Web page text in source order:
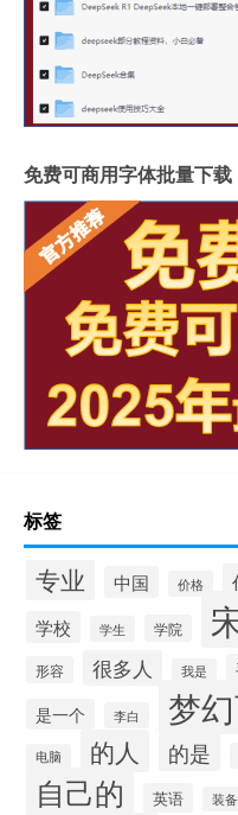
免费可商用字体批量下载
标签
专业 中国 价格
学校 学生 学院
形容 很多人 我是
是一个
李白 梦
电脑 的人 的是
自己的 英语 装备